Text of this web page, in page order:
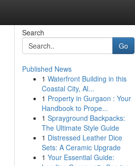
Search
Go
Published News
1 Waterfront Building in this
Coastal City, Al...
1 Property in Gurgaon : Your
Handbook to Prope...
1 Sprayground Backpacks:
The Ultimate Style Guide
1 Distressed Leather Dice
Sets: A Ceramic Upgrade
1 Your Essential Guide: